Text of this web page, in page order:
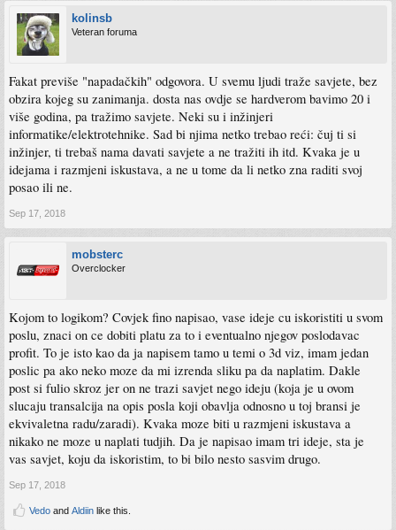
kolinsb
Veteran foruma
Fakat previše "napadačkih" odgovora. U svemu ljudi traže savjete, bez
obzira kojeg su zanimanja. dosta nas ovdje se hardverom bavimo 20 i
više godina, pa tražimo savjete. Neki su i inžinjeri
informatike/elektrotehnike. Sad bi njima netko trebao reći: čuj ti si
inžinjer, ti trebaš nama davati savjete a ne tražiti ih itd. Kvaka je u
idejama i razmjeni iskustava, a ne u tome da li netko zna raditi svoj
posao ili ne.
Sep 17, 2018
mobsterc
Overclocker
Kojom to logikom? Covjek fino napisao, vase ideje cu iskoristiti u svom
poslu, znaci on ce dobiti platu za to i eventualno njegov poslodavac
profit. To je isto kao da ja napisem tamo u temi o 3d viz, imam jedan
poslic pa ako neko moze da mi izrenda sliku pa da naplatim. Dakle
post si fulio skroz jer on ne trazi savjet nego ideju (koja je u ovom
slucaju transalcija na opis posla koji obavlja odnosno u toj bransi je
ekvivaletna radu/zaradi). Kvaka moze biti u razmjeni iskustava a
nikako ne moze u naplati tudjih. Da je napisao imam tri ideje, sta je
vas savjet, koju da iskoristim, to bi bilo nesto sasvim drugo.
Sep 17, 2018
Vedo and Aldiin like this.